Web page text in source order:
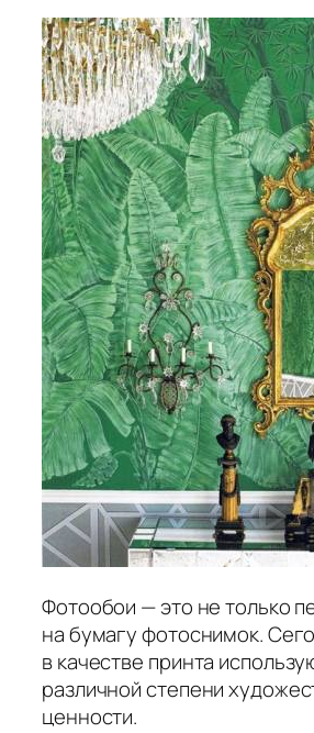
Фотообои — это не только
на бумагу фотоснимок.
в качестве принта
различной степени
ценности.